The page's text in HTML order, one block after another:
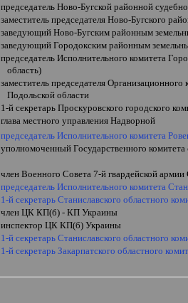
председатель Ново-Бугской районной
заместитель председателя Ново-Бугского
заведующий Ново-Бугским районным
заведующий Городокским районным
председатель Исполнительного комитета
область)
заместитель председателя
Подольской области
1-й секретарь Проскуровского городского
глава местного управления Надворной
председатель Исполнительного комитета
уполномоченный Государственного
член Военного Совета 7-й гвардейской
председатель Исполнительного комитета
1-й секретарь Станиславского областного
член ЦК КП(б) - КП Украины
инспектор ЦК КП(б) Украины
1-й секретарь Станиславского областного
1-й секретарь Закарпатского областного